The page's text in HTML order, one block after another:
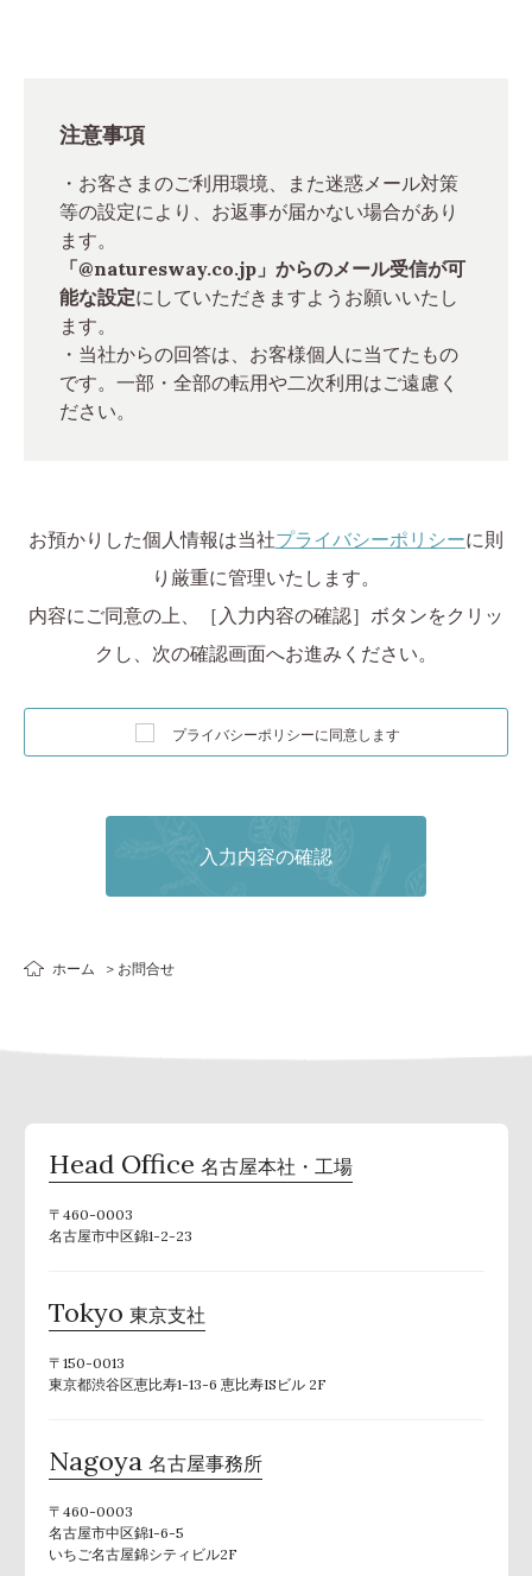
注意事項
・お客さまのご利用環境、また迷惑メール対策
等の設定により、お返事が届かない場合があり
ます。
「@naturesway.co.jp」からのメール受信が可
能な設定にしていただきますようお願いいたし
ます。
・当社からの回答は、お客様個人に当てたもの
です。一部・全部の転用や二次利用はご遠慮く
ださい。
お預かりした個人情報は当社プライバシーポリシーに則
り厳重に管理いたします。
内容にご同意の上、［入力内容の確認］ボタンをクリッ
クし、次の確認画面へお進みください。
プライバシーポリシーに同意します
ホーム お問合せ
Head Office 名古屋本社・工場
〒460-0003
名古屋市中区錦1-2-23
Tokyo 東京支社
〒150-0013
東京都渋谷区恵比寿1-13-6 恵比寿ISビル 2F
Nagoya 名古屋事務所
〒460-0003
名古屋市中区錦1-6-5
いちご名古屋錦シティビル2F